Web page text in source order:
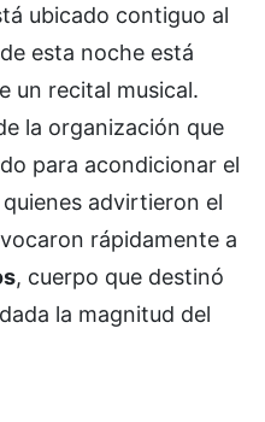
ubicado contiguo al
esta noche está
un recital musical.
la organización que
para acondicionar el
advirtieron el
rápidamente a
, cuerpo que destinó
la magnitud del